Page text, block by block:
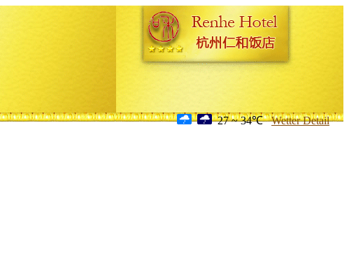
27 ~ 34℃ Wetter Detail